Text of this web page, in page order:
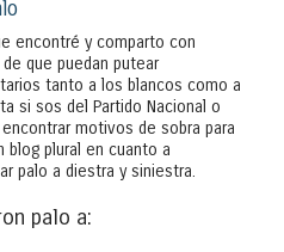
encontré y comparto con
que puedan putear
tanto a los blancos como a
si sos del Partido Nacional o
motivos de sobra para
blog plural en cuanto a
palo a diestra y siniestra.
palo a: